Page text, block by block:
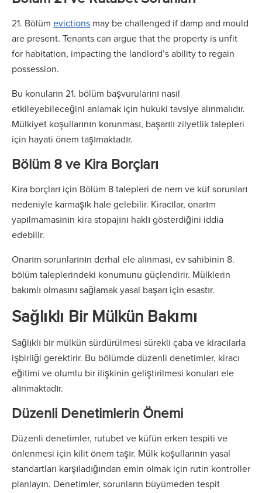
21. Bölüm evictions may be challenged if damp and mould
are present. Tenants can argue that the property is unfit
for habitation, impacting the landlord’s ability to regain
possession.
Bu konuların 21. bölüm başvurularını nasıl
etkileyebileceğini anlamak için hukuki tavsiye alınmalıdır.
Mülkiyet koşullarının korunması, başarılı zilyetlik talepleri
için hayati önem taşımaktadır.
Bölüm 8 ve Kira Borçları
Kira borçları için Bölüm 8 talepleri de nem ve küf sorunları
nedeniyle karmaşık hale gelebilir. Kiracılar, onarım
yapılmamasının kira stopajını haklı gösterdiğini iddia
edebilir.
Onarım sorunlarının derhal ele alınması, ev sahibinin 8.
bölüm taleplerindeki konumunu güçlendirir. Mülklerin
bakımlı olmasını sağlamak yasal başarı için esastır.
Sağlıklı Bir Mülkün Bakımı
Sağlıklı bir mülkün sürdürülmesi sürekli çaba ve kiracılarla
işbirliği gerektirir. Bu bölümde düzenli denetimler, kiracı
eğitimi ve olumlu bir ilişkinin geliştirilmesi konuları ele
alınmaktadır.
Düzenli Denetimlerin Önemi
Düzenli denetimler, rutubet ve küfün erken tespiti ve
önlenmesi için kilit önem taşır. Mülk koşullarının yasal
standartları karşıladığından emin olmak için rutin kontroller
planlayın. Denetimler, sorunların büyümeden tespit